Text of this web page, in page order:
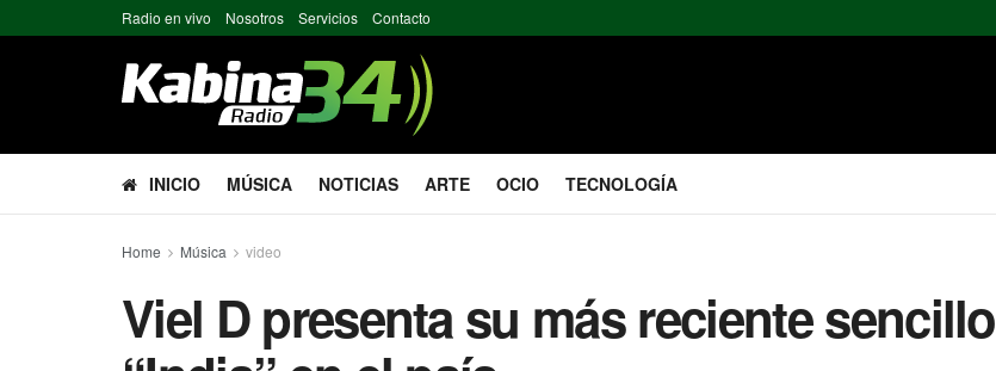
Radio en vivo Nosotros Servicios Contacto
INICIO MÚSICA NOTICIAS ARTE OCIO TECNOLOGÍA
Home Música video
Viel D presenta su más reciente sencillo